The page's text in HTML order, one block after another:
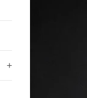
+